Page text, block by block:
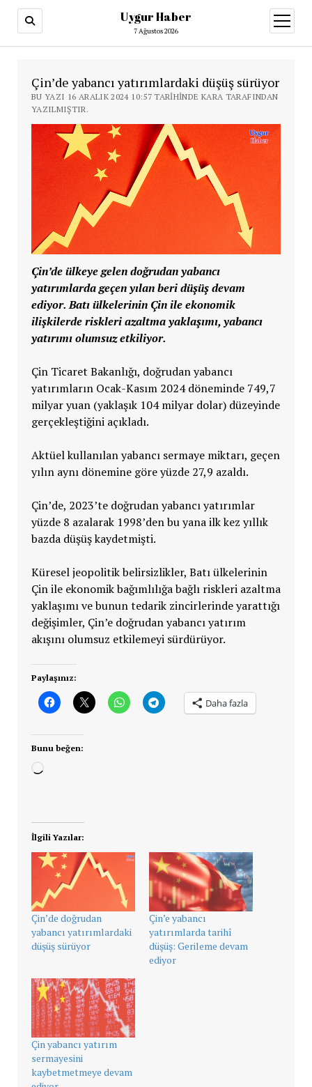
Uygur Haber
7 Ağustos 2026
aç
Çin’de yabancı yatırımlardaki düşüş sürüyor
BU YAZI 16 ARALIK 2024 10:57 TARIHINDE KARA TARAFINDAN
YAZILMIŞTIR.
Çin’de ülkeye gelen doğrudan yabancı
yatırımlarda geçen yılan beri düşüş devam
ediyor. Batı ülkelerinin Çin ile ekonomik
ilişkilerde riskleri azaltma yaklaşımı, yabancı
yatırımı olumsuz etkiliyor.
Çin Ticaret Bakanlığı, doğrudan yabancı
yatırımların Ocak-Kasım 2024 döneminde 749,7
milyar yuan (yaklaşık 104 milyar dolar) düzeyinde
gerçekleştiğini açıkladı.
Aktüel kullanılan yabancı sermaye miktarı, geçen
yılın aynı dönemine göre yüzde 27,9 azaldı.
Çin’de, 2023’te doğrudan yabancı yatırımlar
yüzde 8 azalarak 1998’den bu yana ilk kez yıllık
bazda düşüş kaydetmişti.
Küresel jeopolitik belirsizlikler, Batı ülkelerinin
Çin ile ekonomik bağımlılığa bağlı riskleri azaltma
yaklaşımı ve bunun tedarik zincirlerinde yarattığı
değişimler, Çin’e doğrudan yabancı yatırım
akışını olumsuz etkilemeyi sürdürüyor.
Paylaşınız:
Daha fazla
Bunu beğen:
Yükleniyor...
İlgili Yazılar:
Çin’de doğrudan
yabancı yatırımlardaki
düşüş sürüyor
Çin’e yabancı
yatırımlarda tarihî
düşüş: Gerileme devam
ediyor
Çin yabancı yatırım
sermayesini
kaybetmetmeye devam